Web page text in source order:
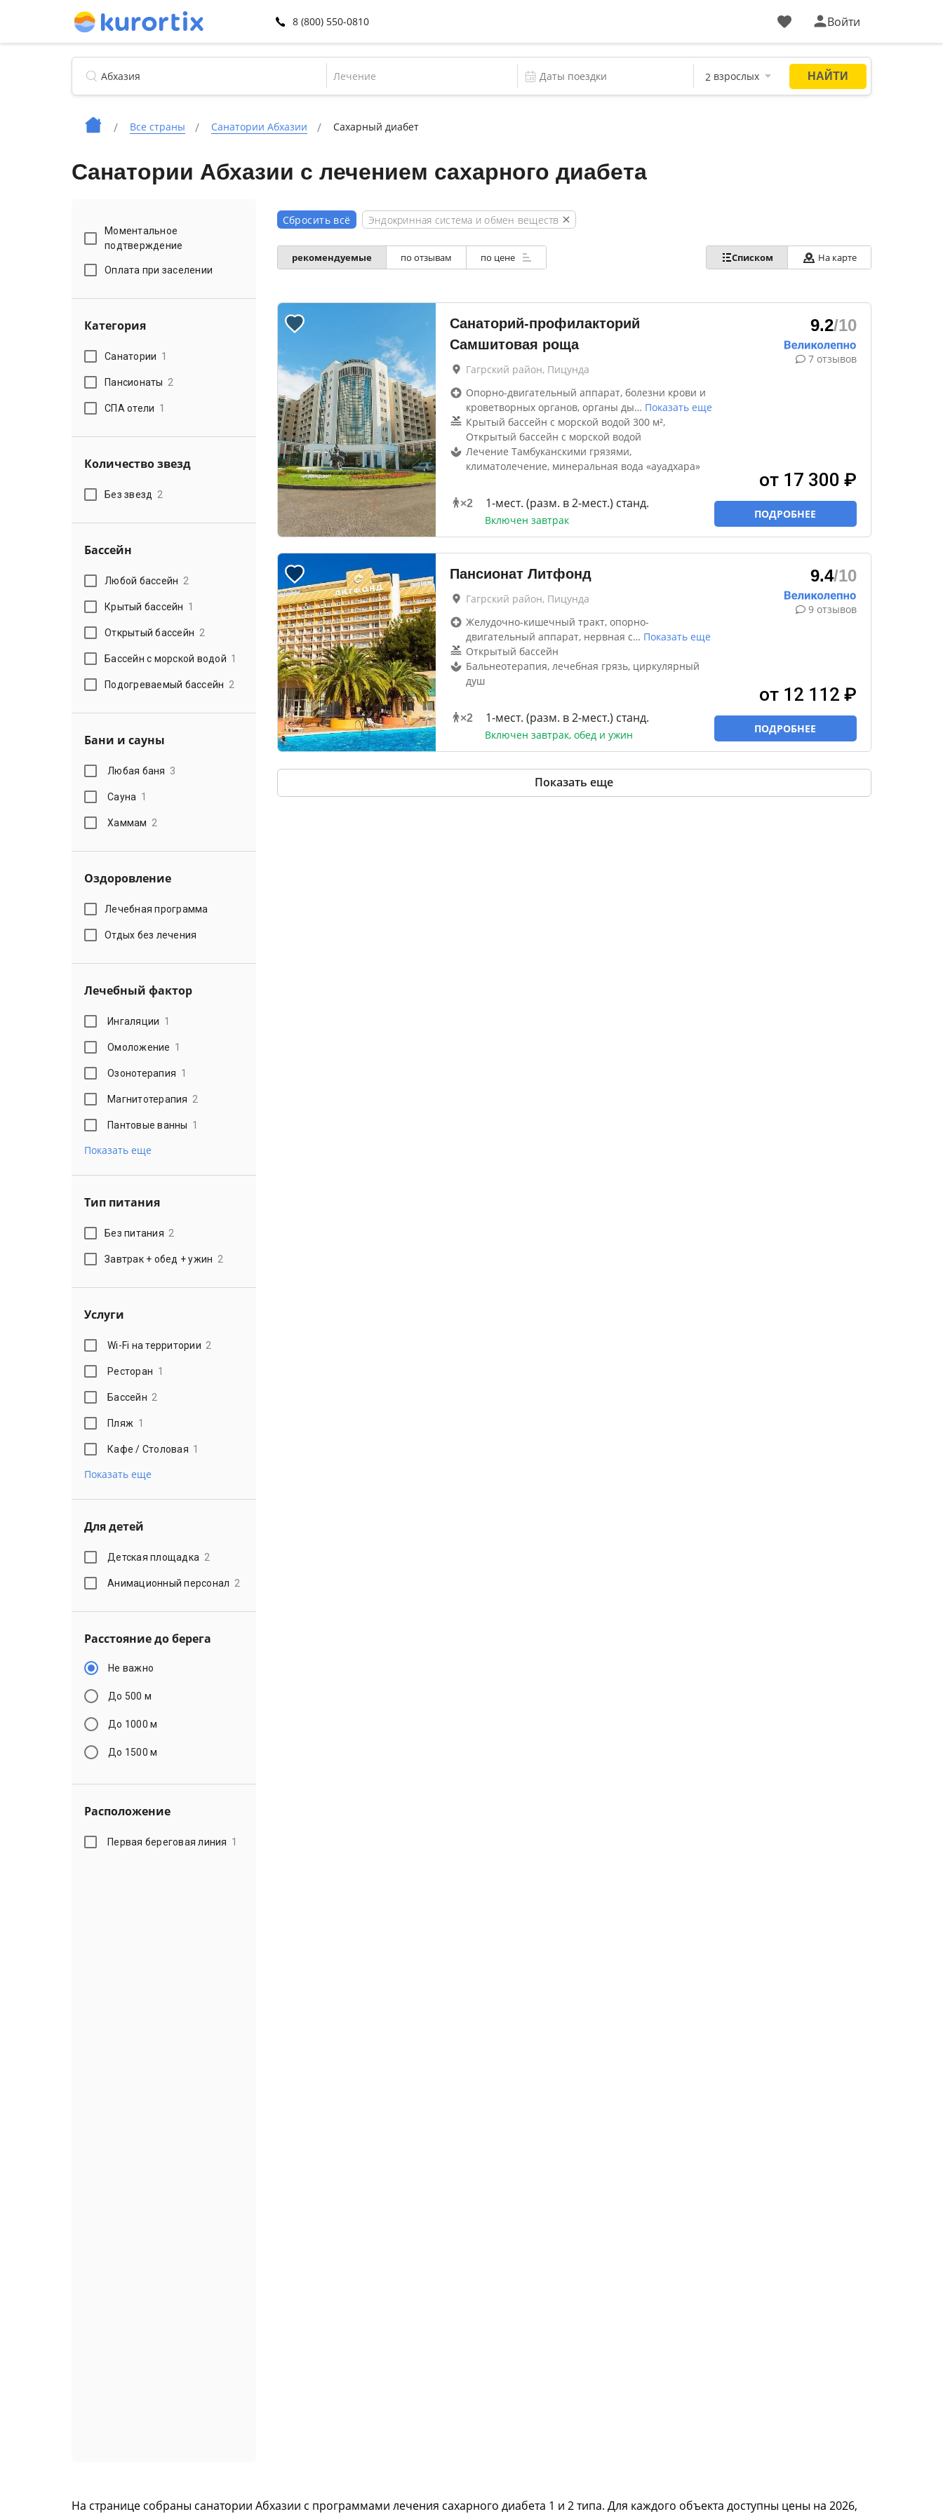
8 (800) 550-0810 Войти
Лечение
Все страны Санатории Абхазии Сахарный диабет
Санатории Абхазии с лечением сахарного диабета
Моментальное
подтверждение
Оплата при заселении
Категория
Санатории 1
Пансионаты 2
СПА отели 1
Количество звезд
Без звезд 2
Бассейн
Любой бассейн 2
Крытый бассейн 1
Открытый бассейн 2
Бассейн с морской водой 1
Подогреваемый бассейн 2
Бани и сауны
Любая баня 3
Сауна 1
Хаммам 2
Оздоровление
Лечебная программа
Отдых без лечения
Лечебный фактор
Ингаляции 1
Омоложение 1
Озонотерапия 1
Магнитотерапия 2
Пантовые ванны 1
Показать еще
Тип питания
Без питания 2
Завтрак + обед + ужин 2
Услуги
Wi-Fi на территории 2
Ресторан 1
Бассейн 2
Пляж 1
Кафе / Столовая 1
Показать еще
Для детей
Детская площадка 2
Анимационный персонал 2
Расстояние до берега
Не важно
До 500 м
До 1000 м
До 1500 м
Расположение
Первая береговая линия 1
Сбросить всё Эндокринная система и обмен веществ
рекомендуемые по отзывам по цене Списком На карте
Санаторий-профилакторий
Самшитовая роща
Гагрский район, Пицунда
Опорно-двигательный аппарат, болезни крови и
кроветворных органов, органы ды… Показать еще
Крытый бассейн с морской водой 300 м²,
Открытый бассейн с морской водой
Лечение Тамбуканскими грязями,
климатолечение, минеральная вода «ауадхара»
×2 1-мест. (разм. в 2-мест.) станд.
Включен завтрак
9.2/10
7 отзывов
от 17 300 ₽
ПОДРОБНЕЕ
Пансионат Литфонд
Гагрский район, Пицунда
Желудочно-кишечный тракт, опорно-
двигательный аппарат, нервная с… Показать еще
Открытый бассейн
Бальнеотерапия, лечебная грязь, циркулярный
душ
×2 1-мест. (разм. в 2-мест.) станд.
Включен завтрак, обед и ужин
9.4/10
9 отзывов
от 12 112 ₽
ПОДРОБНЕЕ
Показать еще
На странице собраны санатории Абхазии с программами лечения сахарного диабета 1 и 2 типа. Для каждого объекта доступны цены на 2026,